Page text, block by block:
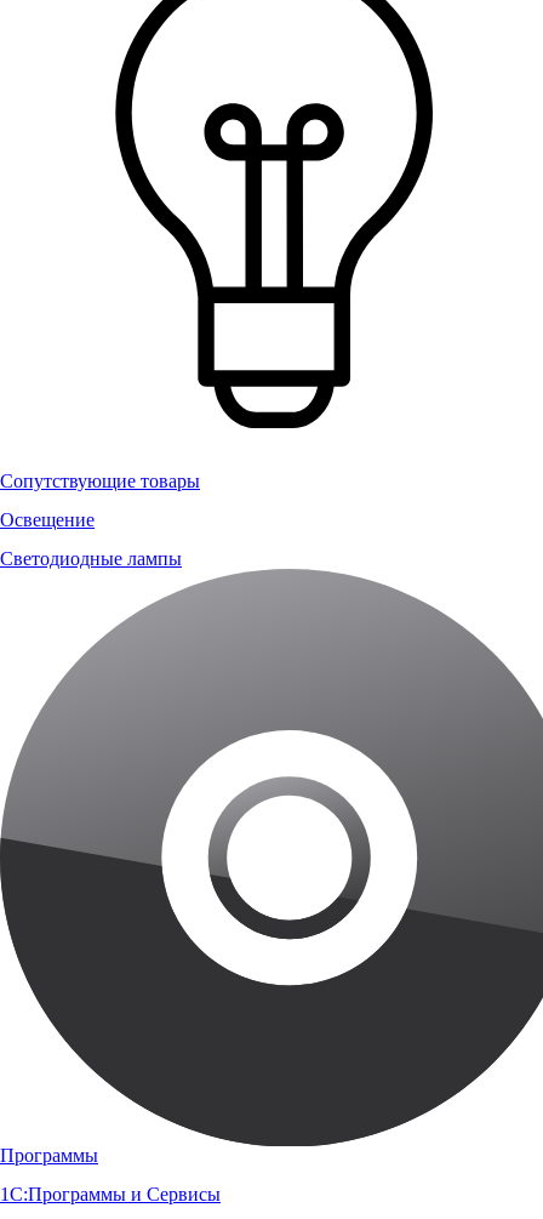
Сопутствующие товары
Освещение
Светодиодные лампы
Программы
1С:Программы и Сервисы